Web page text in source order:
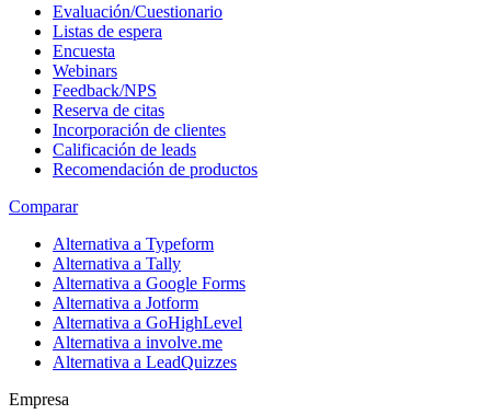
Evaluación/Cuestionario
Listas de espera
Encuesta
Webinars
Feedback/NPS
Reserva de citas
Incorporación de clientes
Calificación de leads
Recomendación de productos
Comparar
Alternativa a Typeform
Alternativa a Tally
Alternativa a Google Forms
Alternativa a Jotform
Alternativa a GoHighLevel
Alternativa a involve.me
Alternativa a LeadQuizzes
Empresa